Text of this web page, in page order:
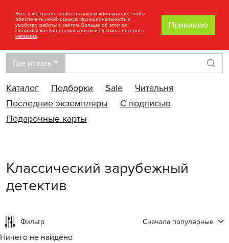
Где искать
Каталог
Подборки Sale
Читальня
Последние экземпляры
С подписью
Подарочные карты
Классический зарубежный
детектив
Фильтр Сначала популярные
Ничего не найдено
Этот сайт хранит cookie на вашем компьютере, чтобы
обеспечить необходимую функциональность и
удобство работы с сайтом. Больше об этом см.
Политику конфиденциальности и Правила интернет-
магазина.
Принимаю